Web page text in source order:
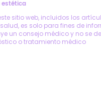
estética
sitio web, incluidos los
es solo para fines de
un consejo médico y no se
o tratamiento médico